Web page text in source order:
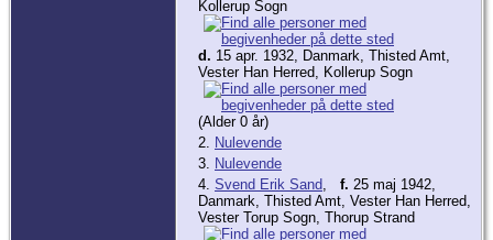
Kollerup Sogn
d. 15 apr. 1932, Danmark, Thisted Amt,
Vester Han Herred, Kollerup Sogn
(Alder 0 år)
2. Nulevende
3. Nulevende
4. Svend Erik Sand, f. 25 maj 1942,
Danmark, Thisted Amt, Vester Han Herred,
Vester Torup Sogn, Thorup Strand